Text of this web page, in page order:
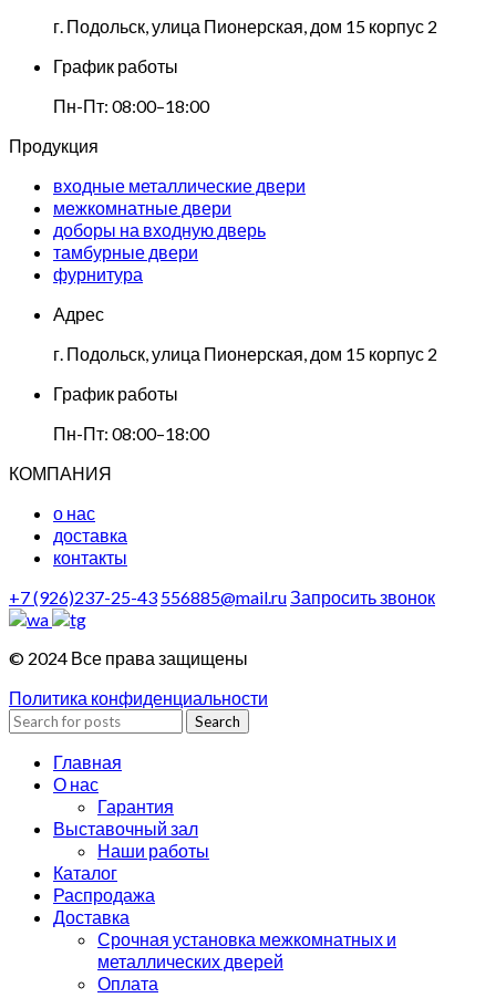
г. Подольск, улица Пионерская, дом 15 корпус 2
График работы
Пн-Пт: 08:00–18:00
Продукция
входные металлические двери
межкомнатные двери
доборы на входную дверь
тамбурные двери
фурнитура
Адрес
г. Подольск, улица Пионерская, дом 15 корпус 2
График работы
Пн-Пт: 08:00–18:00
КОМПАНИЯ
о нас
доставка
контакты
+7 (926)237-25-43 556885@mail.ruЗапросить звонок
© 2024 Все права защищены
Политика конфиденциальности
Search
Главная
О нас
Гарантия
Выставочный зал
Наши работы
Каталог
Распродажа
Доставка
Срочная установка межкомнатных и
металлических дверей
Оплата